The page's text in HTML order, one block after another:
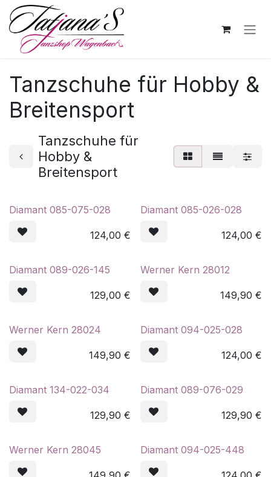
Zum Inhalt springen
Tanzschuhe für Hobby &
Breitensport
Tanzschuhe für
Hobby &
Breitensport
Diamant 085-075-028
124,00 €
Diamant 085-026-028
124,00 €
Diamant 089-026-145
129,00 €
Werner Kern 28012
149,90 €
Werner Kern 28024
149,90 €
Diamant 094-025-028
124,00 €
Diamant 134-022-034
129,90 €
Diamant 089-076-029
129,90 €
Werner Kern 28045 Diamant 094-025-448